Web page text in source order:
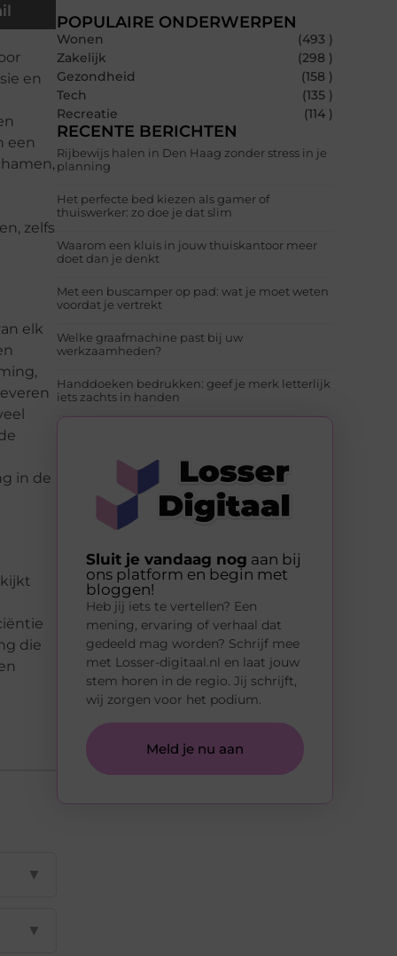
en
een
zelfs
elk
in de
die
▼
▼
POPULAIRE ONDERWERPEN
Wonen
(493 )
Zakelijk
(298 )
Gezondheid
(158 )
Tech
(135 )
Recreatie
(114 )
RECENTE BERICHTEN
Rijbewijs halen in Den Haag zonder stress in je
planning
Het perfecte bed kiezen als gamer of
thuiswerker: zo doe je dat slim
Waarom een kluis in jouw thuiskantoor meer
doet dan je denkt
Met een buscamper op pad: wat je moet weten
voordat je vertrekt
Welke graafmachine past bij uw
werkzaamheden?
Handdoeken bedrukken: geef je merk letterlijk
iets zachts in handen
Sluit je vandaag nog aan bij
ons platform en begin met
bloggen!
Heb jij iets te vertellen? Een
mening, ervaring of verhaal dat
gedeeld mag worden? Schrijf mee
met Losser-digitaal.nl en laat jouw
stem horen in de regio. Jij schrijft,
wij zorgen voor het podium.
Meld je nu aan